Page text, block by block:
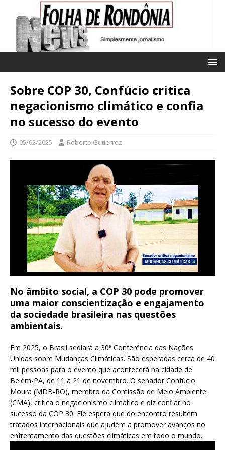
Sobre COP 30, Confúcio critica
negacionismo climático e confia
no sucesso do evento
05/02/2025 Roberto Gutierrez
No âmbito social, a COP 30 pode promover
uma maior conscientização e engajamento
da sociedade brasileira nas questões
ambientais.
Em 2025, o Brasil sediará a 30ª Conferência das Nações
Unidas sobre Mudanças Climáticas. São esperadas cerca de 40
mil pessoas para o evento que acontecerá na cidade de
Belém-PA, de 11 a 21 de novembro. O senador Confúcio
Moura (MDB-RO), membro da Comissão de Meio Ambiente
(CMA), critica o negacionismo climático e diz confiar no
sucesso da COP 30. Ele espera que do encontro resultem
tratados internacionais que ajudem a promover avanços no
enfrentamento das questões climáticas em todo o mundo.